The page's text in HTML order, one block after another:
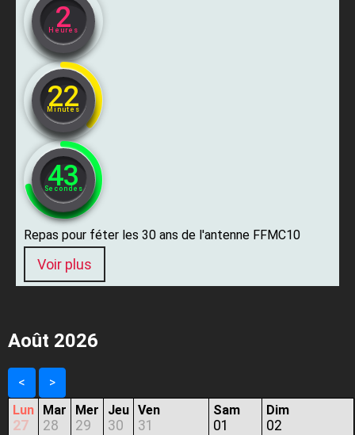
2
Heures
22
Minutes
42
Secondes
Repas pour féter les 30 ans de l'antenne FFMC10
Voir plus
Août 2026
<
>
Lun
27
Mar
28
Mer
29
Jeu
30
Ven
31
Sam
01
Dim
02